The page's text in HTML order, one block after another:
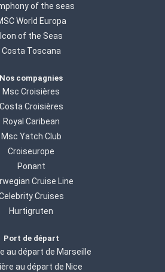
of the seas
World Europa
Icon of the Seas
Costa Toscana
Nos compagnies
Msc Croisières
Costa Croisières
Royal Caribean
Msc Yatch Club
Croiseurope
Ponant
Cruise Line
Cruises
Hurtigruten
Port de départ
au départ de Marseille
au départ de Nice